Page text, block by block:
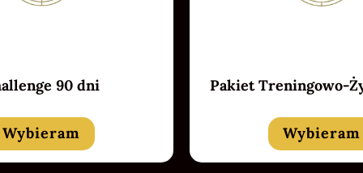
90 dni
Wybieram
Pakiet Treningowo-
Wybieram